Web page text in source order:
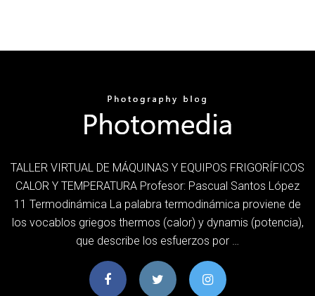
TALLER VIRTUAL DE MÁQUINAS Y EQUIPOS FRIGORÍFICOS
CALOR Y TEMPERATURA Profesor: Pascual Santos López
11 Termodinámica La palabra termodinámica proviene de
los vocablos griegos thermos (calor) y dynamis (potencia),
que describe los esfuerzos por …